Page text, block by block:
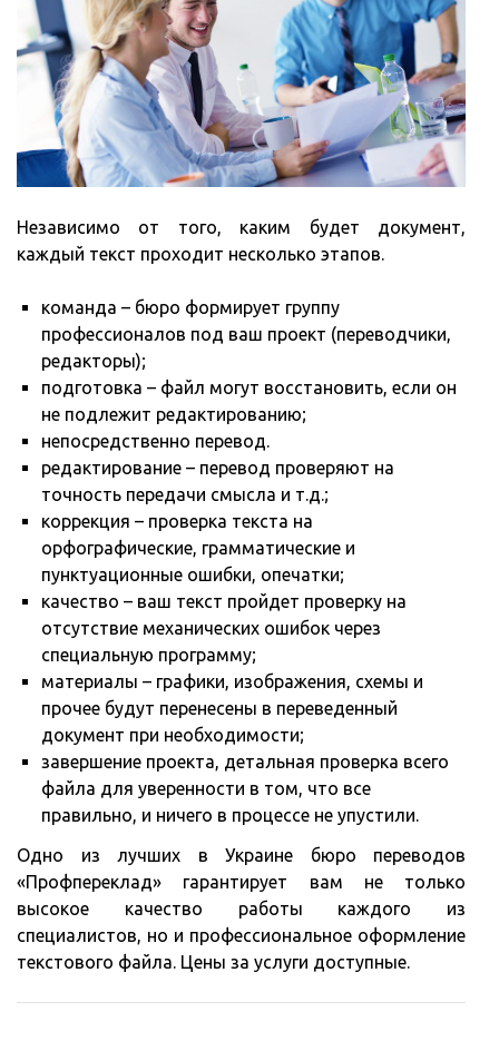
Независимо от того, каким будет документ,
каждый текст проходит несколько этапов.
команда – бюро формирует группу
профессионалов под ваш проект (переводчики,
редакторы);
подготовка – файл могут восстановить, если он
не подлежит редактированию;
непосредственно перевод.
редактирование – перевод проверяют на
точность передачи смысла и т.д.;
коррекция – проверка текста на
орфографические, грамматические и
пунктуационные ошибки, опечатки;
качество – ваш текст пройдет проверку на
отсутствие механических ошибок через
специальную программу;
материалы – графики, изображения, схемы и
прочее будут перенесены в переведенный
документ при необходимости;
завершение проекта, детальная проверка всего
файла для уверенности в том, что все
правильно, и ничего в процессе не упустили.
Одно из лучших в Украине бюро переводов
«Профпереклад» гарантирует вам не только
высокое качество работы каждого из
специалистов, но и профессиональное оформление
текстового файла. Цены за услуги доступные.